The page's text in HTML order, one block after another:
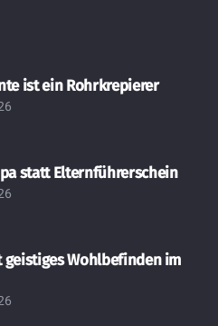
ist ein Rohrkrepierer
statt Elternführerschein
geistiges Wohlbefinden im